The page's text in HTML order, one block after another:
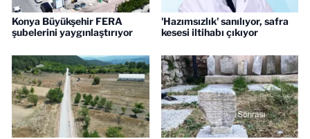
Konya Büyükşehir FERA
şubelerini yaygınlaştırıyor
'Hazımsızlık' sanılıyor, safra
kesesi iltihabı çıkıyor